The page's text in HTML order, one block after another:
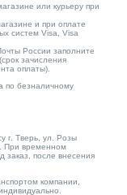
или курьеру при
и при оплате
систем Visa, Visa
России заполните
зачисления
оплаты).
по безналичному
г. Тверь, ул. Розы
При временном
заказ, после внесения
компании,